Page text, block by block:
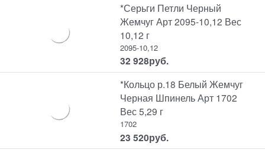
*Серьги Петли Черный
Жемчуг Арт 2095-10,12 Вес
10,12 г
2095-10,12
32 928руб.
*Кольцо р.18 Белый Жемчуг
Черная Шпинель Арт 1702
Вес 5,29 г
1702
23 520руб.